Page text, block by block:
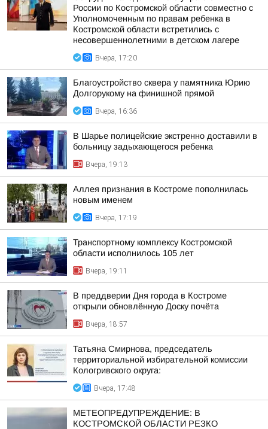
России по Костромской области совместно с
Уполномоченным по правам ребенка в
Костромской области встретились с
несовершеннолетними в детском лагере
Вчера, 17:20
Благоустройство сквера у памятника Юрию
Долгорукому на финишной прямой
Вчера, 16:36
В Шарье полицейские экстренно доставили в
больницу задыхающегося ребенка
Вчера, 19:13
Аллея признания в Костроме пополнилась
новым именем
Вчера, 17:19
Транспортному комплексу Костромской
области исполнилось 105 лет
Вчера, 19:11
В преддверии Дня города в Костроме
открыли обновлённую Доску почёта
Вчера, 18:57
Татьяна Смирнова, председатель
территориальной избирательной комиссии
Кологривского округа:
Вчера, 17:48
МЕТЕОПРЕДУПРЕЖДЕНИЕ: В
КОСТРОМСКОЙ ОБЛАСТИ РЕЗКО